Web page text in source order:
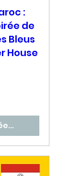
:
de
Bleus
House